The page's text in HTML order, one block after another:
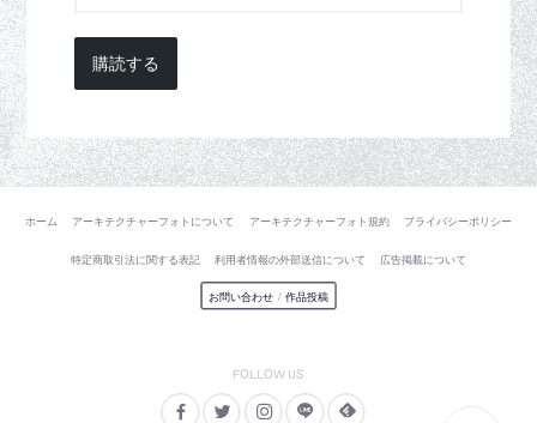
購読する
ホーム アーキテクチャーフォトについて アーキテクチャーフォト規約 プライバシーポリシー
特定商取引法に関する表記 利用者情報の外部送信について 広告掲載について
お問い合わせ / 作品投稿